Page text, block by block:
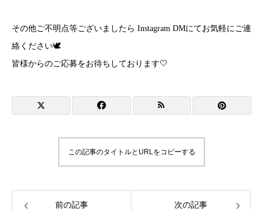
その他ご不明点等ございましたら Instagram DMにてお気軽にご連
絡ください🕊️
皆様からのご応募をお待ちしております🤍
この記事のタイトルとURLをコピーする
前の記事 次の記事